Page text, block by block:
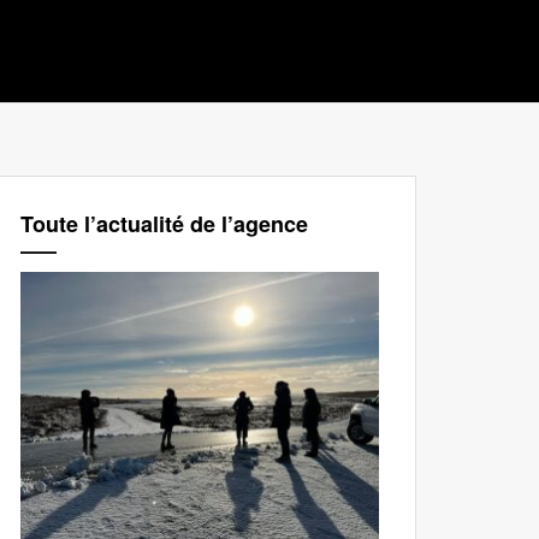
Toute l’actualité de l’agence